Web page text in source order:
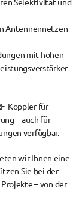
Antennennetzen
mit hohen
Koppler für
– auch für
verfügbar.
wir Ihnen eine
Sie bei der
– von der